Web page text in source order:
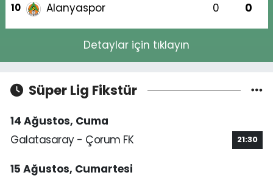
10 Alanyaspor 0 0
Detaylar için tıklayın
Süper Lig Fikstür
14 Ağustos, Cuma
Galatasaray - Çorum FK
21:30
15 Ağustos, Cumartesi